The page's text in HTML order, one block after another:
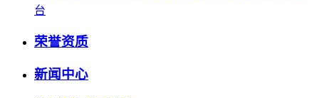
台
荣誉资质
新闻中心